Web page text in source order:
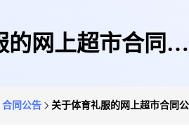
的网上超市合同公
合同公告 关于体育礼服的网上超市合同